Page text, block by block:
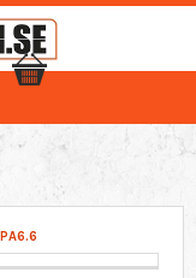
Kundvagn